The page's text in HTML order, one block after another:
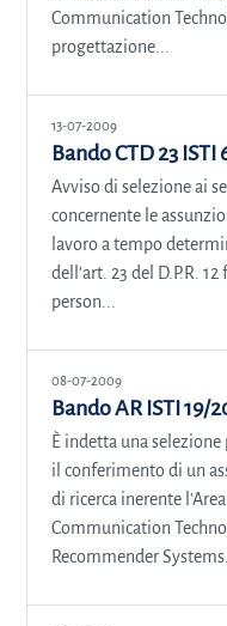
Communication
progettazione...
13-07-2009
Bando CTD 23 ISTI
Avviso di selezione ai
concernente le
lavoro a tempo
dell'art. 23 del D.P.R.
person...
08-07-2009
Bando AR ISTI 19/
È indetta una
il conferimento di un
di ricerca inerente
Communication
Recommender